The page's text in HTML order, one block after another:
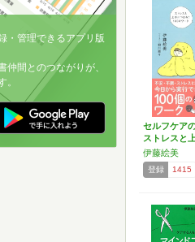
セルフケア
ストレスと
伊藤絵美
登録 1415
・管理できるアプリ版
仲間とのつながりが、
。